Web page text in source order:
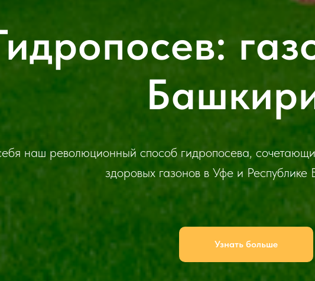
наш революционный способ гидропосева,
здоровых газонов в Уфе и Республике
Узнать больше